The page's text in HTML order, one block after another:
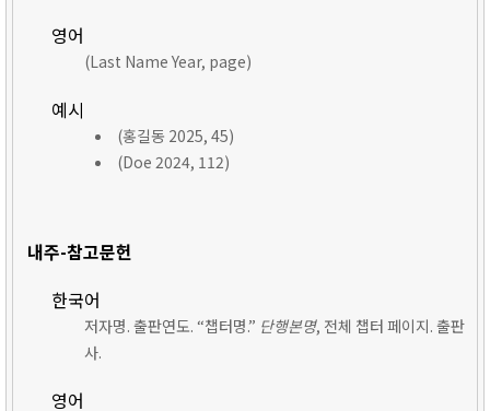
영어
(Last Name Year, page)
예시
(홍길동 2025, 45)
(Doe 2024, 112)
내주-참고문헌
한국어
저자명. 출판연도. “챕터명.” 단행본명, 전체 챕터 페이지. 출판
사.
영어